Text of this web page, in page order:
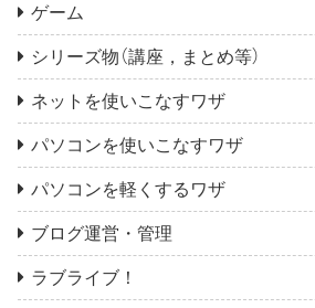
ゲーム
シリーズ物（講座，まとめ等）
ネットを使いこなすワザ
パソコンを使いこなすワザ
パソコンを軽くするワザ
ブログ運営・管理
ラブライブ！